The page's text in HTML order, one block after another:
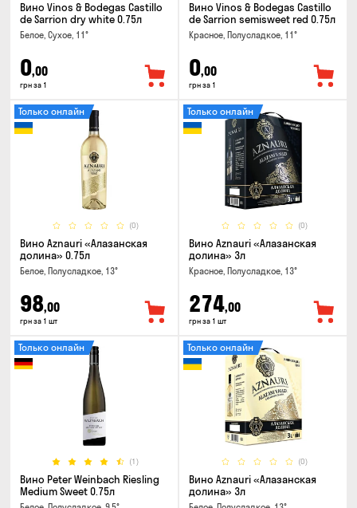
Вино Vinos & Bodegas Castillo
de Sarrion dry white 0.75л
Белое, Сухое, 11°
0,00
грн за 1
Вино Vinos & Bodegas Castillo
de Sarrion semisweet red 0.75л
Красное, Полусладкое, 11°
0,00
грн за 1
(0)
Только онлайн
Вино Aznauri «Алазанская
долина» 0.75л
Белое, Полусладкое, 13°
98,00
грн за 1 шт
(0)
Только онлайн
Вино Aznauri «Алазанская
долина» 3л
Красное, Полусладкое, 13°
274,00
грн за 1 шт
(1)
Только онлайн
Вино Peter Weinbach Riesling
Medium Sweet 0.75л
(0)
Только онлайн
Вино Aznauri «Алазанская
долина» 3л